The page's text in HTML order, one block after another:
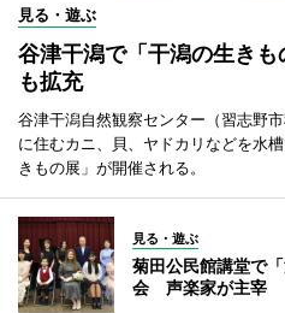
見る・遊ぶ
谷津干潟で「干潟の生き
も拡充
谷津干潟自然観察センター（習志野
に住むカニ、貝、ヤドカリなどを水
きもの展」が開催される。
見る・遊ぶ
菊田公民館講堂で
会 声楽家が主宰